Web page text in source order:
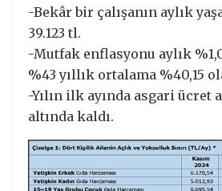
-Bekâr bir çalışanın aylık
39.123 tl.
-Mutfak enflasyonu aylık
%43 yıllık ortalama %40,15
-Yılın ilk ayında asgari ücret
altında kaldı.